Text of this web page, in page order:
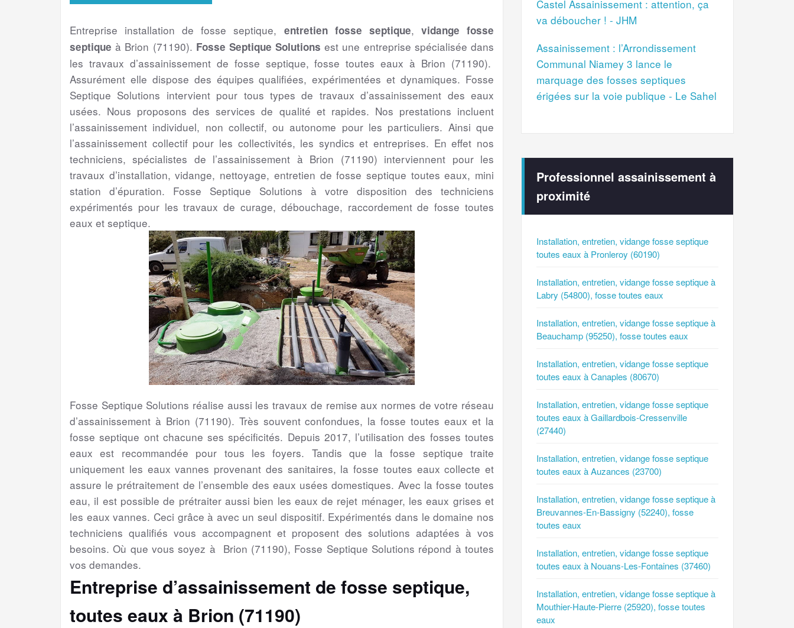
Entreprise installation de fosse septique, entretien fosse septique, vidange fosse
septique à Brion (71190). Fosse Septique Solutions est une entreprise spécialisée dans
les travaux d’assainissement de fosse septique, fosse toutes eaux à Brion (71190).
Assurément elle dispose des équipes qualifiées, expérimentées et dynamiques. Fosse
Septique Solutions intervient pour tous types de travaux d’assainissement des eaux
usées. Nous proposons des services de qualité et rapides. Nos prestations incluent
l’assainissement individuel, non collectif, ou autonome pour les particuliers. Ainsi que
l’assainissement collectif pour les collectivités, les syndics et entreprises. En effet nos
techniciens, spécialistes de l’assainissement à Brion (71190) interviennent pour les
travaux d’installation, vidange, nettoyage, entretien de fosse septique toutes eaux, mini
station d’épuration. Fosse Septique Solutions à votre disposition des techniciens
expérimentés pour les travaux de curage, débouchage, raccordement de fosse toutes
eaux et septique.
Fosse Septique Solutions réalise aussi les travaux de remise aux normes de votre réseau
d’assainissement à Brion (71190). Très souvent confondues, la fosse toutes eaux et la
fosse septique ont chacune ses spécificités. Depuis 2017, l’utilisation des fosses toutes
eaux est recommandée pour tous les foyers. Tandis que la fosse septique traite
uniquement les eaux vannes provenant des sanitaires, la fosse toutes eaux collecte et
assure le prétraitement de l’ensemble des eaux usées domestiques. Avec la fosse toutes
eau, il est possible de prétraiter aussi bien les eaux de rejet ménager, les eaux grises et
les eaux vannes. Ceci grâce à avec un seul dispositif. Expérimentés dans le domaine nos
techniciens qualifiés vous accompagnent et proposent des solutions adaptées à vos
besoins. Où que vous soyez à Brion (71190), Fosse Septique Solutions répond à toutes
vos demandes.
Entreprise d’assainissement de fosse septique,
toutes eaux à Brion (71190)
Castel Assainissement : attention, ça
va déboucher ! - JHM
Assainissement : l’Arrondissement
Communal Niamey 3 lance le
marquage des fosses septiques
érigées sur la voie publique - Le Sahel
Professionnel assainissement à
proximité
Installation, entretien, vidange fosse septique
toutes eaux à Pronleroy (60190)
Installation, entretien, vidange fosse septique à
Labry (54800), fosse toutes eaux
Installation, entretien, vidange fosse septique à
Beauchamp (95250), fosse toutes eaux
Installation, entretien, vidange fosse septique
toutes eaux à Canaples (80670)
Installation, entretien, vidange fosse septique
toutes eaux à Gaillardbois-Cressenville
(27440)
Installation, entretien, vidange fosse septique
toutes eaux à Auzances (23700)
Installation, entretien, vidange fosse septique à
Breuvannes-En-Bassigny (52240), fosse
toutes eaux
Installation, entretien, vidange fosse septique
toutes eaux à Nouans-Les-Fontaines (37460)
Installation, entretien, vidange fosse septique à
Mouthier-Haute-Pierre (25920), fosse toutes
eaux